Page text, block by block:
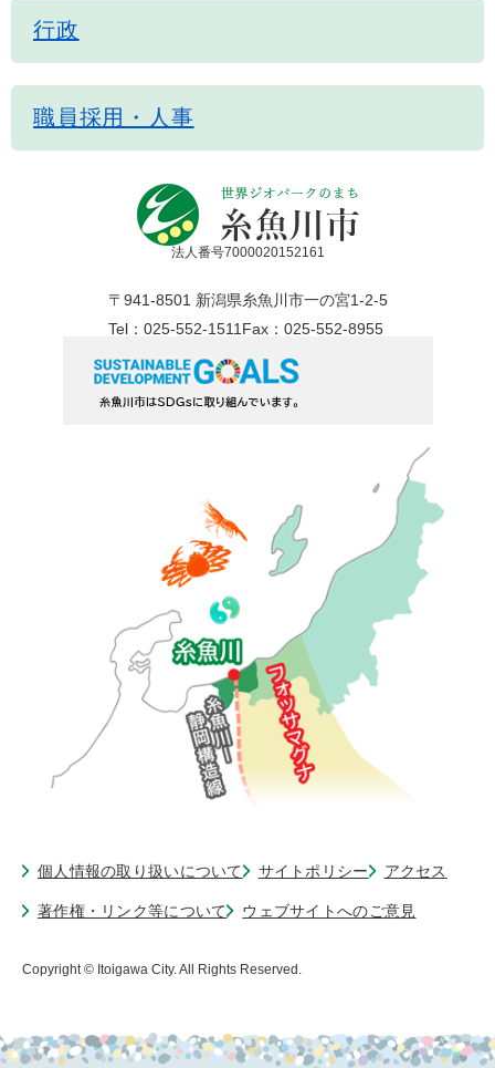
行政
職員採用・人事
法人番号7000020152161
〒941-8501 新潟県糸魚川市一の宮1-2-5
Tel：025-552-1511Fax：025-552-8955
個人情報の取り扱いについて サイトポリシー アクセス
著作権・リンク等について ウェブサイトへのご意見
Copyright © Itoigawa City. All Rights Reserved.